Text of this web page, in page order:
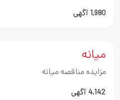
1,980 آگهی
میانه
مزایده مناقصه میانه
4,142 آگهی